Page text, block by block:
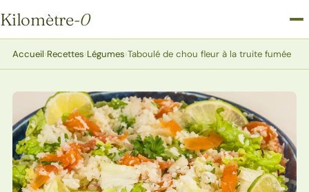
Kilomètre-0
Kilomètre-0
Accueil›Recettes›Légumes›Taboulé de chou fleur à la truite fumée